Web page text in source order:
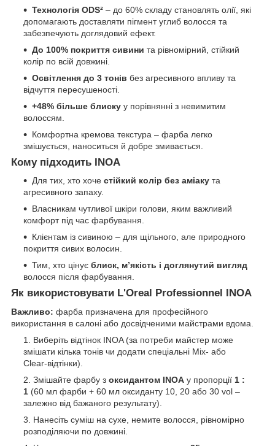
Технологія ODS² – до 60% складу становлять олії, які
допомагають доставляти пігмент углиб волосся та
забезпечують доглядовий ефект.
До 100% покриття сивини та рівномірний, стійкий
колір по всій довжині.
Освітлення до 3 тонів без агресивного впливу та
відчуття пересушеності.
+48% більше блиску у порівнянні з невимитим
волоссям.
Комфортна кремова текстура – фарба легко
змішується, наноситься й добре змивається.
Кому підходить INOA
Для тих, хто хоче стійкий колір без аміаку та
агресивного запаху.
Власникам чутливої шкіри голови, яким важливий
комфорт під час фарбування.
Клієнтам із сивиною – для щільного, але природного
покриття сивих волосин.
Тим, хто цінує блиск, м’якість і доглянутий вигляд
волосся після фарбування.
Як використовувати L'Oreal Professionnel INOA
Важливо: фарба призначена для професійного
використання в салоні або досвідченими майстрами вдома.
Виберіть відтінок INOA (за потреби майстер може
змішати кілька тонів чи додати спеціальні Mix- або
Clear-відтінки).
Змішайте фарбу з оксидантом INOA у пропорції 1 :
1 (60 мл фарби + 60 мл оксиданту 10, 20 або 30 vol –
залежно від бажаного результату).
Нанесіть суміш на сухе, немите волосся, рівномірно
розподіляючи по довжині.